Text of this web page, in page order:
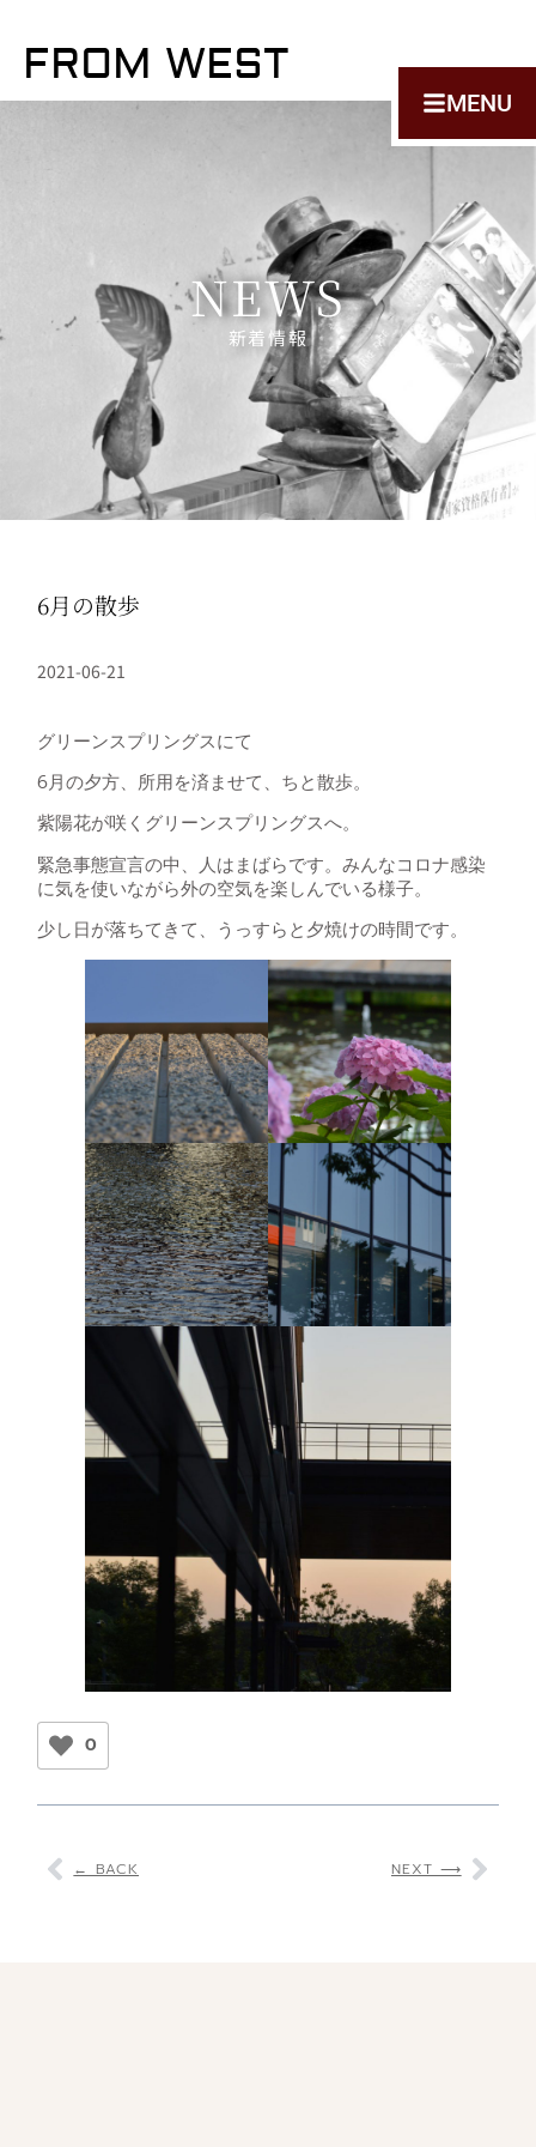
FROM WEST
MENU
NEWS
新着情報
6月の散歩
2021-06-21
グリーンスプリングスにて
6月の夕方、所用を済ませて、ちと散歩。
紫陽花が咲くグリーンスプリングスへ。
緊急事態宣言の中、人はまばらです。みんなコロナ感染
に気を使いながら外の空気を楽しんでいる様子。
少し日が落ちてきて、うっすらと夕焼けの時間です。
0
← BACK NEXT ⟶